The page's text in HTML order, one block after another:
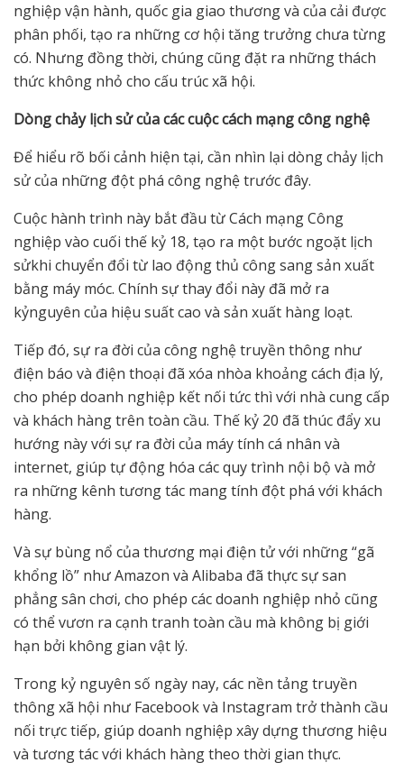
nghiệp vận hành, quốc gia giao thương và của cải được
phân phối, tạo ra những cơ hội tăng trưởng chưa từng
có. Nhưng đồng thời, chúng cũng đặt ra những thách
thức không nhỏ cho cấu trúc xã hội.
Dòng chảy lịch sửcủa các cuộc cách mạng công nghệ
Để hiểu rõ bối cảnh hiện tại, cần nhìn lại dòng chảy lịch
sử của những đột phá công nghệ trước đây.
Cuộc hành trình này bắt đầu từ Cách mạng Công
nghiệp vào cuối thế kỷ 18, tạo ra một bước ngoặt lịch
sửkhi chuyển đổi từ lao động thủ công sang sản xuất
bằng máy móc. Chính sự thay đổi này đã mở ra
kỷnguyên của hiệu suất cao và sản xuất hàng loạt.
Tiếp đó, sự ra đời của công nghệ truyền thông như
điện báo và điện thoại đã xóa nhòa khoảng cách địa lý,
cho phép doanh nghiệp kết nối tức thì với nhà cung cấp
và khách hàng trên toàn cầu. Thế kỷ 20 đã thúc đẩy xu
hướng này với sự ra đời của máy tính cá nhân và
internet, giúp tự động hóa các quy trình nội bộ và mở
ra những kênh tương tác mang tính đột phá với khách
hàng.
Và sự bùng nổ của thương mại điện tử với những “gã
khổng lồ” như Amazon và Alibaba đã thực sự san
phẳng sân chơi, cho phép các doanh nghiệp nhỏ cũng
có thể vươn ra cạnh tranh toàn cầu mà không bị giới
hạn bởi không gian vật lý.
Trong kỷ nguyên số ngày nay, các nền tảng truyền
thông xã hội như Facebook và Instagram trở thành cầu
nối trực tiếp, giúp doanh nghiệp xây dựng thương hiệu
và tương tác với khách hàng theo thời gian thực.